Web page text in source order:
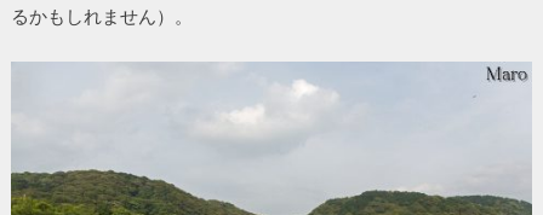
るかもしれません）。